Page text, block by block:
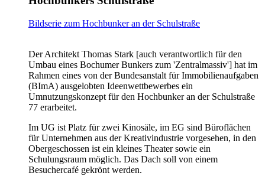
Bildserie zum Hochbunker an der Schulstraße
Der Architekt Thomas Stark [auch verantwortlich für den
Umbau eines Bochumer Bunkers zum 'Zentralmassiv'] hat im
Rahmen eines von der Bundesanstalt für Immobilienaufgaben
(BImA) ausgelobten Ideenwettbewerbes ein
Umnutzungskonzept für den Hochbunker an der Schulstraße
77 erarbeitet.
Im UG ist Platz für zwei Kinosäle, im EG sind Büroflächen
für Unternehmen aus der Kreativindustrie vorgesehen, in den
Obergeschossen ist ein kleines Theater sowie ein
Schulungsraum möglich. Das Dach soll von einem
Besuchercafé gekrönt werden.